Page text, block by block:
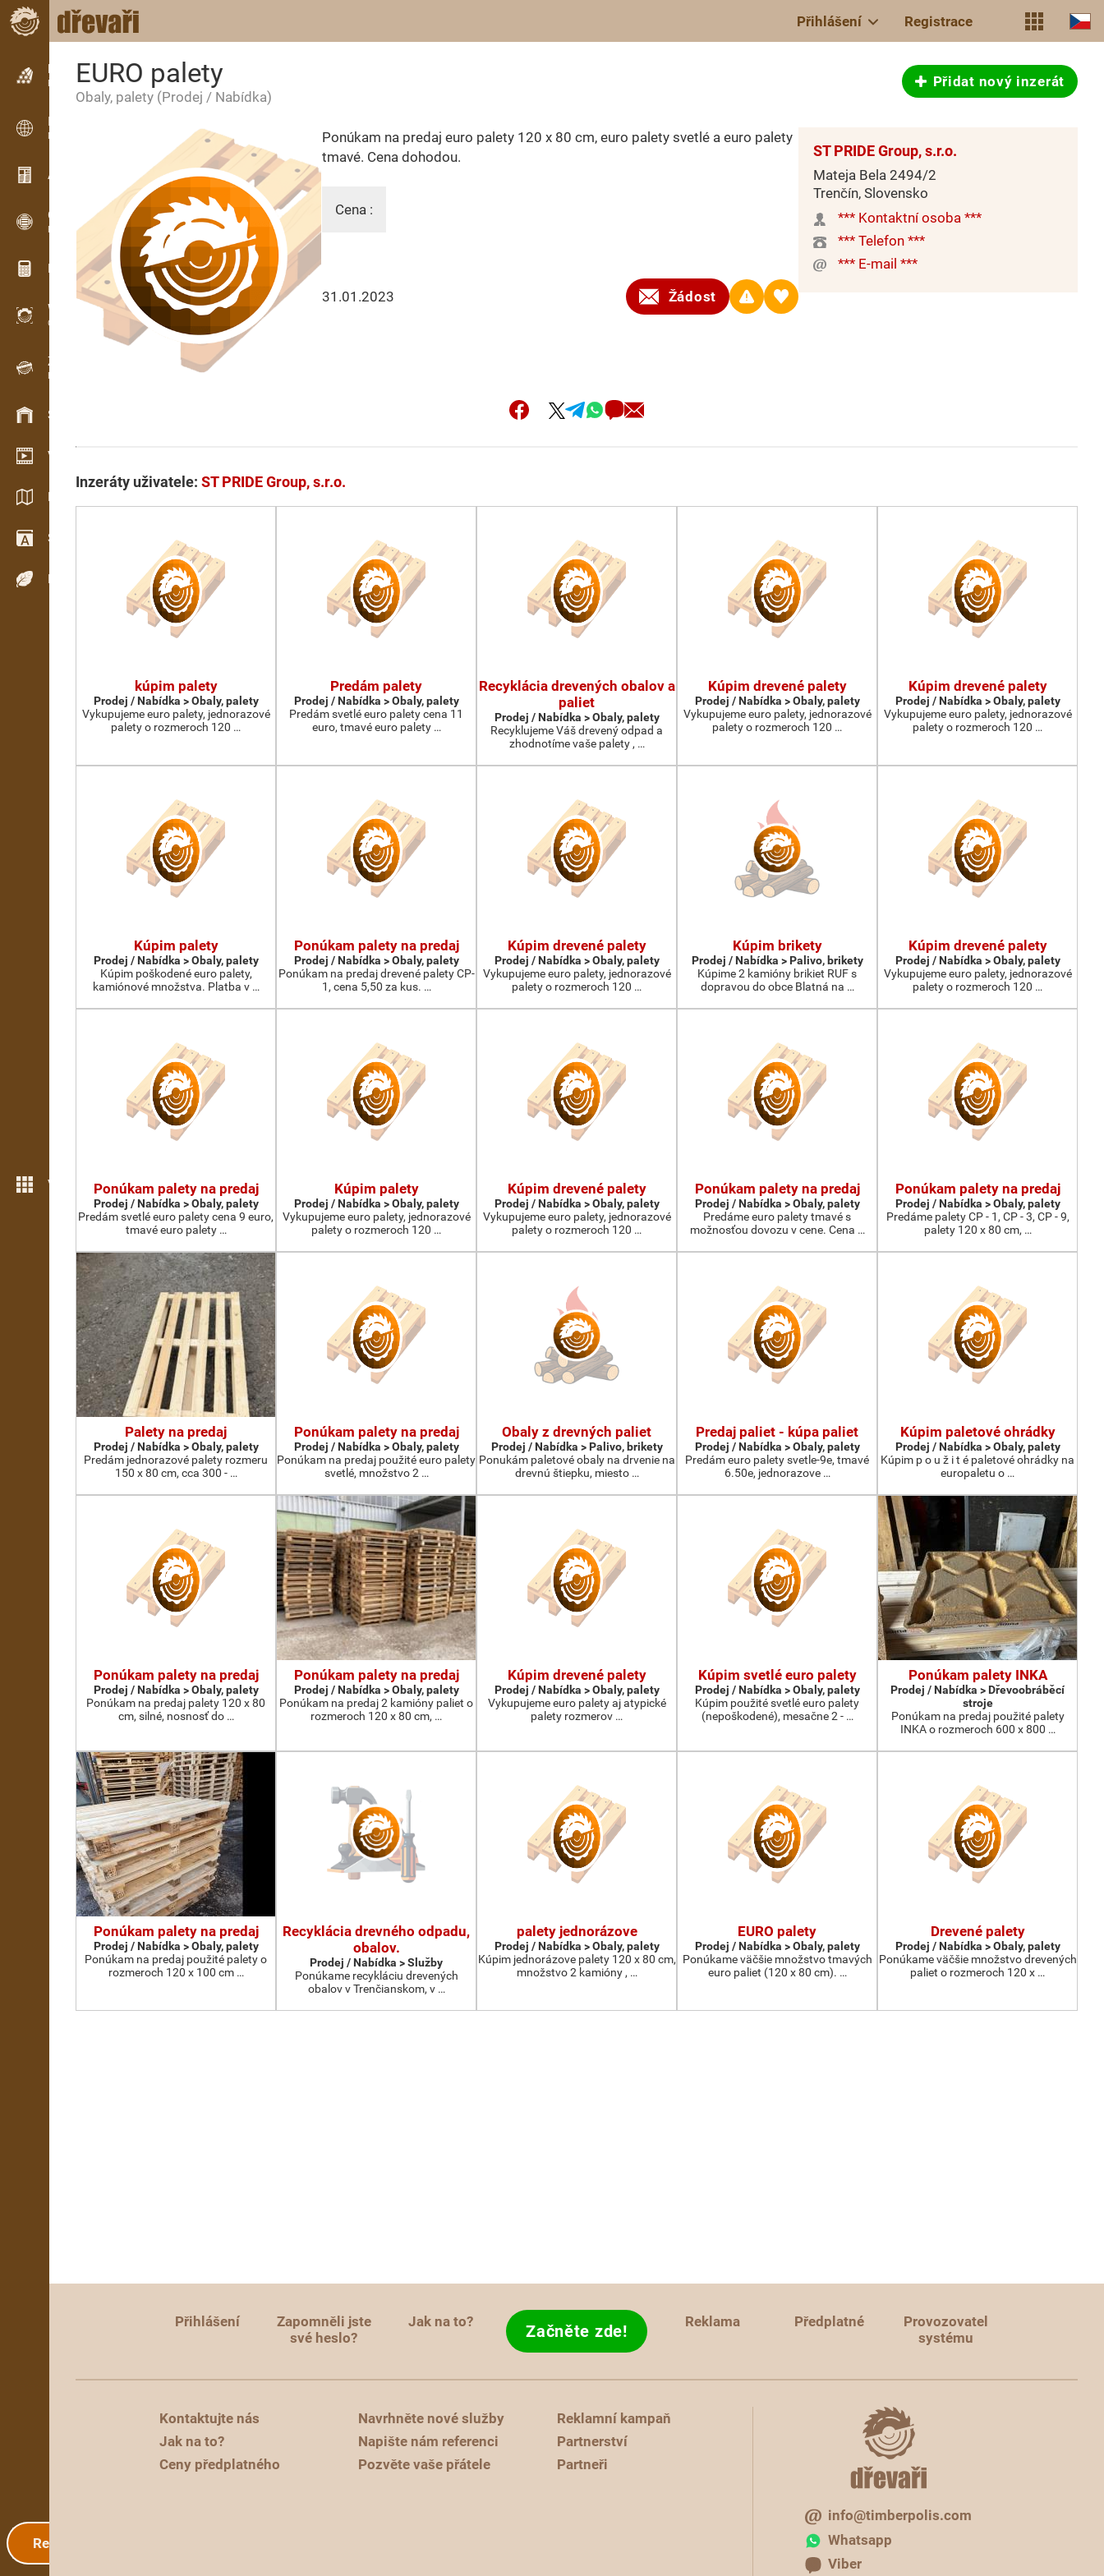
Přihlášení Registrace
Inzerce
Řádková inzerce
Inzerce
Mezinárodní inzerce
Aktuality / Články
OPTI-TIMB
Pořezová schémata
Dřevařské kalkulačky
WoodProfi
Objem dřeva s AI
Záznamník
Evidence dřeva v terénu
Skladové hospodářství
Video showroom
Katalogy / Brožury
Slovník
Dřeviny
Více možností
Registrace
EURO palety
Obaly, palety (Prodej / Nabídka)
Přidat nový inzerát
Ponúkam na predaj euro palety 120 x 80 cm, euro palety svetlé a euro palety
tmavé. Cena dohodou.
Cena :
31.01.2023 Žádost
ST PRIDE Group, s.r.o.
Mateja Bela 2494/2
Trenčín, Slovensko
*** Kontaktní osoba ***
*** Telefon ***
*** E-mail ***
Inzeráty uživatele: ST PRIDE Group, s.r.o.
kúpim palety
Prodej / Nabídka > Obaly, palety
Vykupujeme euro palety, jednorazové
palety o rozmeroch 120 …
Predám palety
Prodej / Nabídka > Obaly, palety
Predám svetlé euro palety cena 11
euro, tmavé euro palety …
Recyklácia drevených obalov a
paliet
Prodej / Nabídka > Obaly, palety
Recyklujeme Váš drevený odpad a
zhodnotíme vaše palety , …
Kúpim drevené palety
Prodej / Nabídka > Obaly, palety
Vykupujeme euro palety, jednorazové
palety o rozmeroch 120 …
Kúpim drevené palety
Prodej / Nabídka > Obaly, palety
Vykupujeme euro palety, jednorazové
palety o rozmeroch 120 …
Kúpim palety
Prodej / Nabídka > Obaly, palety
Kúpim poškodené euro palety,
kamiónové množstva. Platba v …
Ponúkam palety na predaj
Prodej / Nabídka > Obaly, palety
Ponúkam na predaj drevené palety CP-
1, cena 5,50 za kus. …
Kúpim drevené palety
Prodej / Nabídka > Obaly, palety
Vykupujeme euro palety, jednorazové
palety o rozmeroch 120 …
Kúpim brikety
Prodej / Nabídka > Palivo, brikety
Kúpime 2 kamióny brikiet RUF s
dopravou do obce Blatná na …
Kúpim drevené palety
Prodej / Nabídka > Obaly, palety
Vykupujeme euro palety, jednorazové
palety o rozmeroch 120 …
Ponúkam palety na predaj
Prodej / Nabídka > Obaly, palety
Predám svetlé euro palety cena 9 euro,
tmavé euro palety …
Kúpim palety
Prodej / Nabídka > Obaly, palety
Vykupujeme euro palety, jednorazové
palety o rozmeroch 120 …
Kúpim drevené palety
Prodej / Nabídka > Obaly, palety
Vykupujeme euro palety, jednorazové
palety o rozmeroch 120 …
Ponúkam palety na predaj
Prodej / Nabídka > Obaly, palety
Predáme euro palety tmavé s
možnosťou dovozu v cene. Cena …
Ponúkam palety na predaj
Prodej / Nabídka > Obaly, palety
Predáme palety CP - 1, CP - 3, CP - 9,
palety 120 x 80 cm, …
Palety na predaj
Prodej / Nabídka > Obaly, palety
Predám jednorazové palety rozmeru
150 x 80 cm, cca 300 - …
Ponúkam palety na predaj
Prodej / Nabídka > Obaly, palety
Ponúkam na predaj použité euro palety
svetlé, množstvo 2 …
Obaly z drevných paliet
Prodej / Nabídka > Palivo, brikety
Ponukám paletové obaly na drvenie na
drevnú štiepku, miesto …
Predaj paliet - kúpa paliet
Prodej / Nabídka > Obaly, palety
Predám euro palety svetle-9e, tmavé
6.50e, jednorazove …
Kúpim paletové ohrádky
Prodej / Nabídka > Obaly, palety
Kúpim p o u ž i t é paletové ohrádky na
europaletu o …
Ponúkam palety na predaj
Prodej / Nabídka > Obaly, palety
Ponúkam na predaj palety 120 x 80
cm, silné, nosnosť do …
Ponúkam palety na predaj
Prodej / Nabídka > Obaly, palety
Ponúkam na predaj 2 kamióny paliet o
rozmeroch 120 x 80 cm, …
Kúpim drevené palety
Prodej / Nabídka > Obaly, palety
Vykupujeme euro palety aj atypické
palety rozmerov …
Kúpim svetlé euro palety
Prodej / Nabídka > Obaly, palety
Kúpim použité svetlé euro palety
(nepoškodené), mesačne 2 - …
Ponúkam palety INKA
Prodej / Nabídka > Dřevoobráběcí
stroje
Ponúkam na predaj použité palety
INKA o rozmeroch 600 x 800 …
Ponúkam palety na predaj
Prodej / Nabídka > Obaly, palety
Ponúkam na predaj použité palety o
rozmeroch 120 x 100 cm …
Recyklácia drevného odpadu,
obalov.
Prodej / Nabídka > Služby
Ponúkame recykláciu drevených
obalov v Trenčianskom, v …
palety jednorázove
Prodej / Nabídka > Obaly, palety
Kúpim jednorázove palety 120 x 80 cm,
množstvo 2 kamióny , …
EURO palety
Prodej / Nabídka > Obaly, palety
Ponúkame väčšie množstvo tmavých
euro paliet (120 x 80 cm). …
Drevené palety
Prodej / Nabídka > Obaly, palety
Ponúkame väčšie množstvo drevených
paliet o rozmeroch 120 x …
Přihlášení
Zapomněli jste
své heslo?
Jak na to? Začněte zde! Reklama Předplatné
Provozovatel
systému
Kontaktujte nás
Jak na to?
Ceny předplatného
Navrhněte nové služby
Napište nám referenci
Pozvěte vaše přátele
Reklamní kampaň
Partnerství
Partneři
info@timberpolis.com
Whatsapp
Viber